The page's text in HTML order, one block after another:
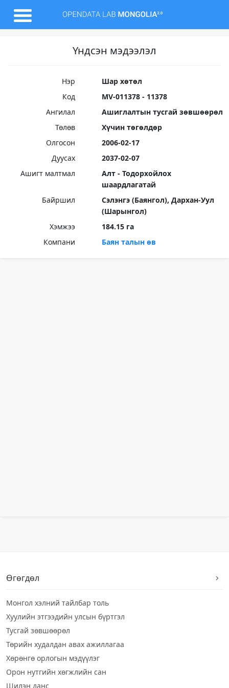
Үндсэн мэдээлэл
Нэр
Шар хөтөл
Код
MV-011378 - 11378
Ангилал
Ашиглалтын тусгай зөвшөөрөл
Төлөв
Хүчин төгөлдөр
Олгосон
2006-02-17
Дуусах
2037-02-07
Ашигт малтмал
Алт - Тодорхойлох
шаардлагатай
Байршил
Сэлэнгэ (Баянгол), Дархан-Уул
(Шарынгол)
Хэмжээ
184.15 га
Компани
Баян талын өв
Өгөгдөл
Монгол хэлний тайлбар толь
Хуулийн этгээдийн улсын бүртгэл
Тусгай зөвшөөрөл
Төрийн худалдан авах ажиллагаа
Хөрөнгө орлогын мэдүүлэг
Орон нутгийн хөгжлийн сан
Шилэн данс